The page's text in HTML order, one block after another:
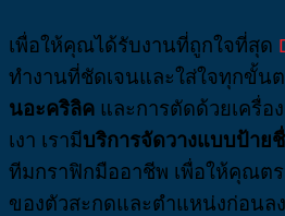
เพื่อให้คุณได้รับงานที่ถูกใจที่สุด
ทำงานที่ชัดเจนและใส่ใจทุกขั้น
นอะคริลิค และการตัดด้วยเครื่อ
เงา เรามีบริการจัดวางแบบป้าย
ทีมกราฟิกมืออาชีพ เพื่อให้คุณต
ของตัวสะกดและตำแหน่งก่อนลง